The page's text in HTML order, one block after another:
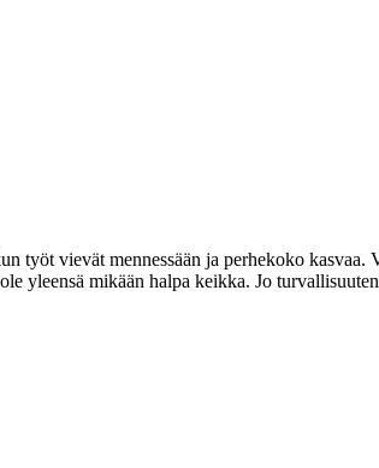
vievät mennessään ja perhekoko kasvaa.
yleensä mikään halpa keikka. Jo